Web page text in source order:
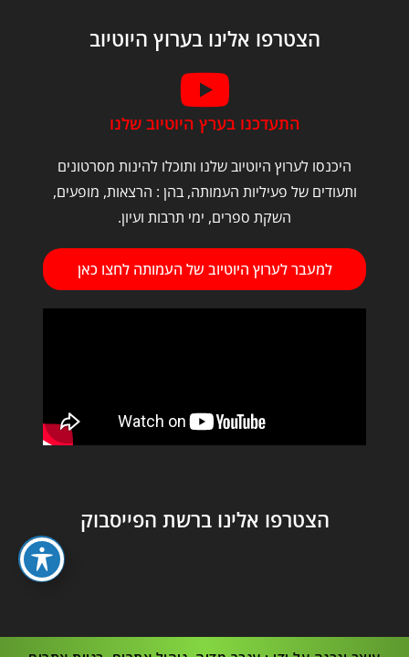
הצטרפו אלינו בערוץ היוטיוב
התעדכנו בערץ היוטיוב שלנו
היכנסו לערוץ היוטיוב שלנו ותוכלו להינות מסרטונים
ותעודים של פעיליות העמותה, בהן : הרצאות, מופעים,
השקת ספרים, ימי תרבות ועיון.
למעבר לערוץ היוטיוב של העמותה לחצו כאן
הצטרפו אלינו ברשת הפייסבוק